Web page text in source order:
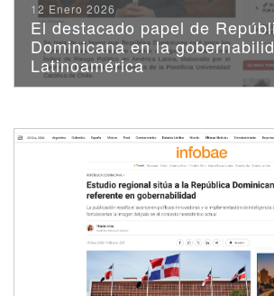
12 Enero 2026
El destacado papel de
Dominicana en la
Latinoamérica